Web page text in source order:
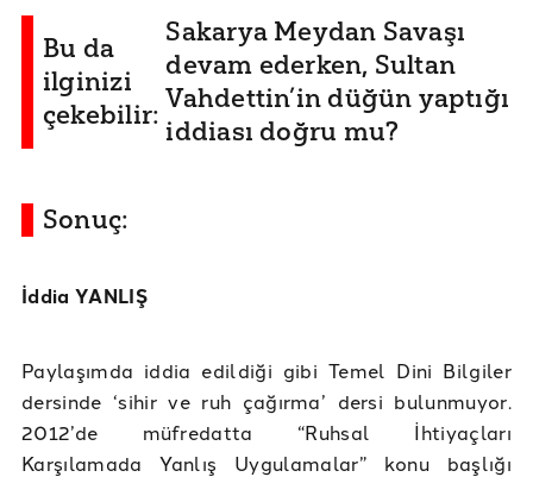
Bu da
ilginizi
çekebilir:
Sakarya Meydan Savaşı
devam ederken, Sultan
Vahdettin’in düğün yaptığı
iddiası doğru mu?
Sonuç:
İddia YANLIŞ
Paylaşımda iddia edildiği gibi Temel Dini Bilgiler
dersinde ‘sihir ve ruh çağırma’ dersi bulunmuyor.
2012’de müfredatta “Ruhsal İhtiyaçları
Karşılamada Yanlış Uygulamalar” konu başlığı